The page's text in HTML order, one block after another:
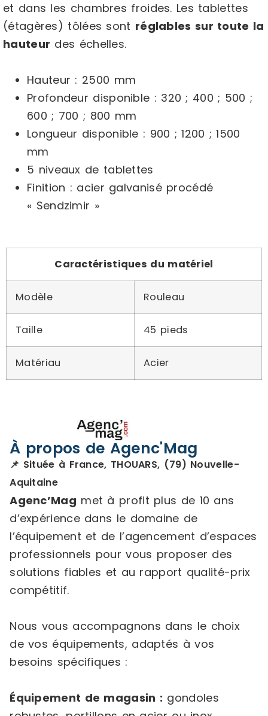
et dans les chambres froides. Les tablettes
(étagères) tôlées sont réglables sur toute la
hauteur des échelles.
Hauteur : 2500 mm
Profondeur disponible : 320 ; 400 ; 500 ;
600 ; 700 ; 800 mm
Longueur disponible : 900 ; 1200 ; 1500
mm
5 niveaux de tablettes
Finition : acier galvanisé procédé
« Sendzimir »
Caractéristiques du matériel
Modèle Rouleau
Taille 45 pieds
Matériau Acier
À propos de Agenc'Mag
📌 Située à France, THOUARS, (79) Nouvelle-
Aquitaine
Agenc’Mag met à profit plus de 10 ans
d’expérience dans le domaine de
l’équipement et de l’agencement d’espaces
professionnels pour vous proposer des
solutions fiables et au rapport qualité-prix
compétitif.
Nous vous accompagnons dans le choix
de vos équipements, adaptés à vos
besoins spécifiques :
Équipement de magasin : gondoles